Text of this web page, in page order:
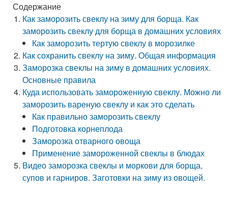
Содержание
Как заморозить свеклу на зиму для борща. Как
заморозить свеклу для борща в домашних условиях
Как заморозить тертую свеклу в морозилке
Как сохранить свеклу на зиму. Общая информация
Заморозка свеклы на зиму в домашних условиях.
Основные правила
Куда использовать замороженную свеклу. Можно ли
заморозить вареную свеклу и как это сделать
Как правильно заморозить свеклу
Подготовка корнеплода
Заморозка отварного овоща
Применение замороженной свеклы в блюдах
Видео заморозка свеклы и моркови для борща,
супов и гарниров. Заготовки на зиму из овощей.